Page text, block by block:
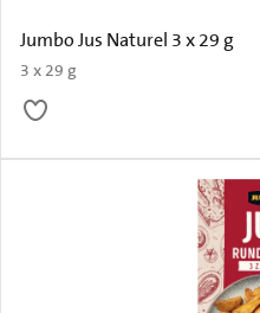
Jumbo Jus Naturel 3 x 29 g
3 x 29 g